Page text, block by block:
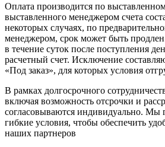
Оплата производится по
выставленного менеджером счета
некоторых случаях, по
менеджером, срок может быть
в течение суток после поступления
расчетный счет. Исключение
«Под заказ», для которых условия
В рамках долгосрочного
включая возможность отсрочки и
согласовываются индивидуально. Мы
гибкие условия, чтобы обеспечить
наших партнеров